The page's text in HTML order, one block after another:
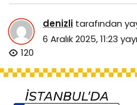
denizli tarafından
6 Aralık 2025, 11:23
120